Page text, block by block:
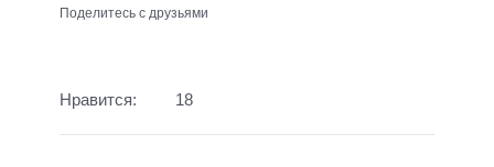
Поделитесь с друзьями
Нравится: 18